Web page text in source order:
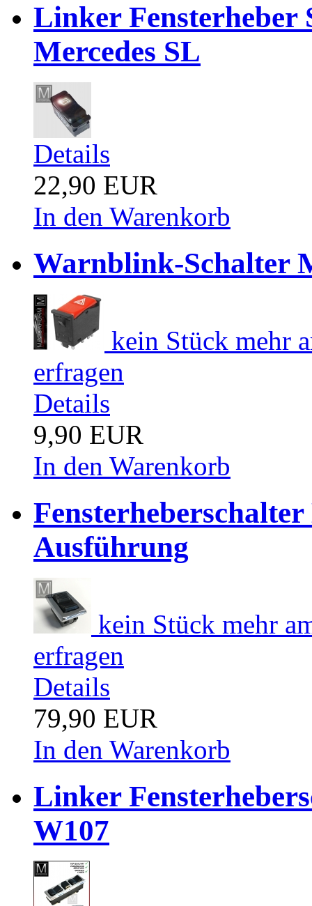
Linker
Mercedes SL
Details
22,90 EUR
In den Warenkorb
Warnblink-Schalter
kein Stück mehr
erfragen
Details
9,90 EUR
In den Warenkorb
Ausführung
kein Stück mehr
erfragen
Details
79,90 EUR
In den Warenkorb
Linker
W107